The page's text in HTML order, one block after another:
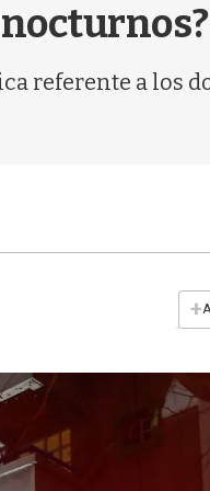
referente a los
+